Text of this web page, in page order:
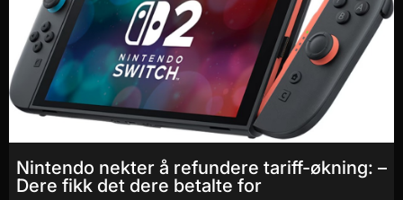
Nintendo nekter å refundere tariff-økning: –
Dere fikk det dere betalte for